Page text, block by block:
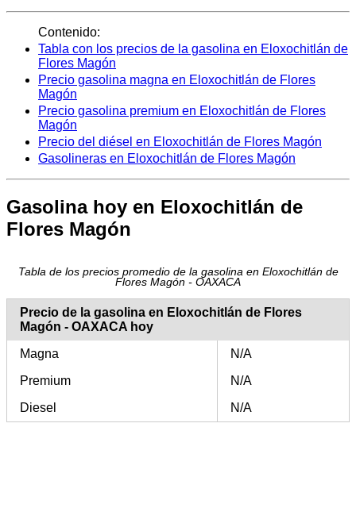
Contenido:
Tabla con los precios de la gasolina en Eloxochitlán de
Flores Magón
Precio gasolina magna en Eloxochitlán de Flores
Magón
Precio gasolina premium en Eloxochitlán de Flores
Magón
Precio del diésel en Eloxochitlán de Flores Magón
Gasolineras en Eloxochitlán de Flores Magón
Gasolina hoy en Eloxochitlán de
Flores Magón
Tabla de los precios promedio de la gasolina en Eloxochitlán de
Flores Magón - OAXACA
Precio de la gasolina en Eloxochitlán de Flores
Magón - OAXACA hoy
Magna
N/A
Premium
N/A
Diesel
N/A